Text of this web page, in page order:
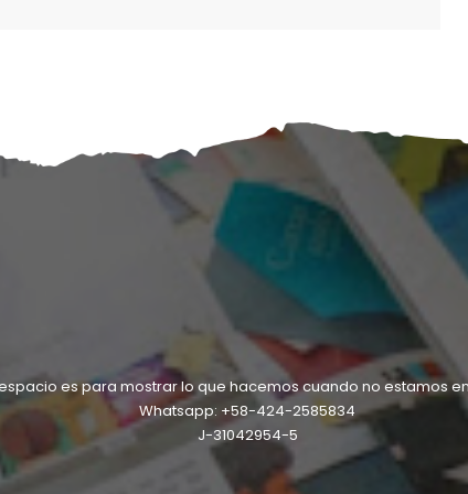
es para mostrar lo que hacemos cuando no estamos
Whatsapp: +58-424-2585834
J-31042954-5